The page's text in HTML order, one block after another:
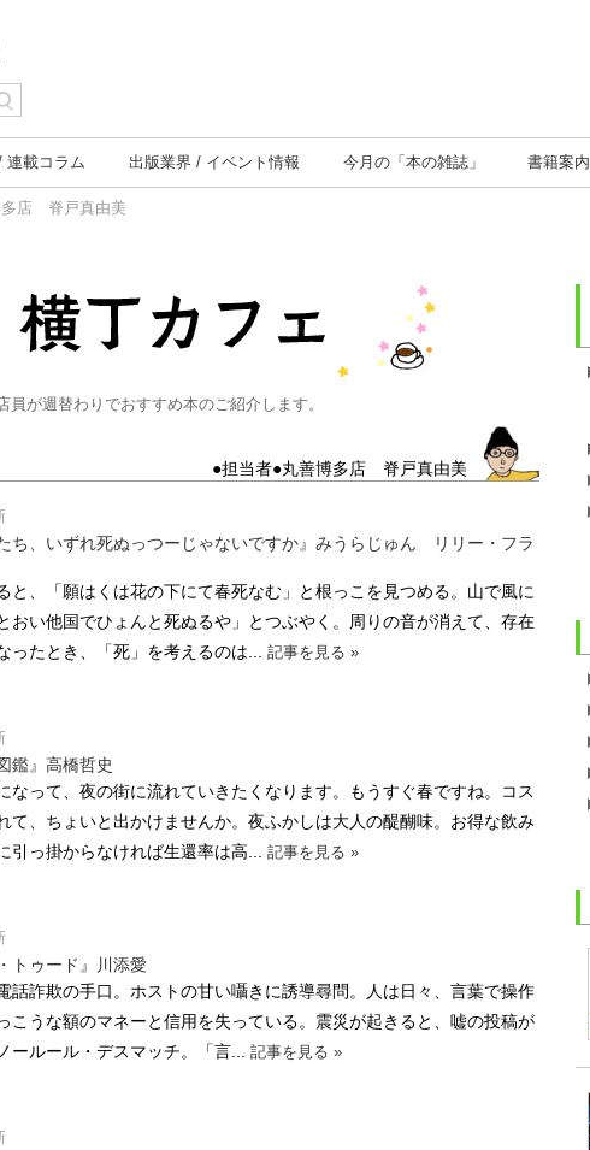
連載コラム 出版業界 イベント情報 今月の 「本の雑誌」 書籍案内
多店 脊戸真由美
員が週替わりでおすすめ本のご紹介します。
●担当者●丸善博多店 脊戸真由美
ち、いずれ死ぬっつーじゃないですか』みうらじゅん リリー・フラ
と、「願はくは花の下にて春死なむ」と根っこを見つめる。山で風に
おい他国でひょんと死ぬるや」とつぶやく。周りの音が消えて、存在
ったとき、「死」を考えるのは... 記事を見る »
鑑』高橋哲史
なって、夜の街に流れていきたくなります。もうすぐ春ですね。コス
て、ちょいと出かけませんか。夜ふかしは大人の醍醐味。お得な飲み
引っ掛からなければ生還率は高... 記事を見る »
トゥード』川添愛
話詐欺の手口。ホストの甘い囁きに誘導尋問。人は日々、言葉で操作
こうな額のマネーと信用を失っている。震災が起きると、嘘の投稿が
ールール・デスマッチ。「言... 記事を見る »